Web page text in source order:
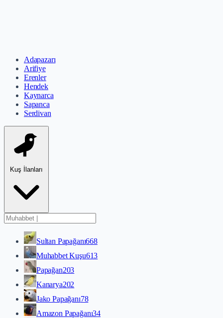
Adapazarı
Arifiye
Erenler
Hendek
Kaynarca
Sapanca
Serdivan
Kuş İlanları
Sultan Papağanı668
Muhabbet Kuşu613
Papağan203
Kanarya202
Jako Papağanı78
Amazon Papağanı34